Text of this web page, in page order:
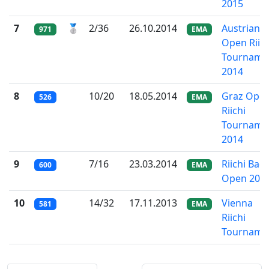
2015
7
971 🥈 2/36 26.10.2014 EMA
Austrian
Open
2014
8
526 10/20 18.05.2014 EMA
Graz
Riichi
2014
9
600 7/16 23.03.2014 EMA
Riichi
Open
10
581 14/32 17.11.2013 EMA
Vienna
Riichi